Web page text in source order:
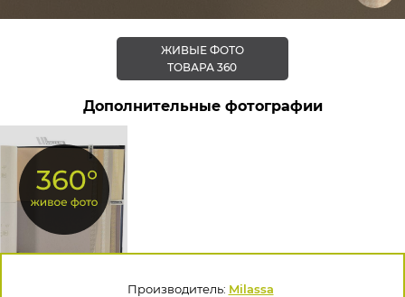
ЖИВЫЕ ФОТО
ТОВАРА 360
Дополнительные фотографии
Производитель: Milassa